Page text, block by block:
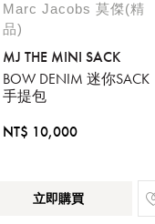
Marc Jacobs 莫傑(精
品)
MJ THE MINI SACK
BOW DENIM 迷你SACK
手提包
NT$ 10,000
立即購買